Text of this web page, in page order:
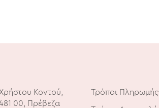
Κοντού,
00, Πρέβεζα
Τρόποι Πληρωμής